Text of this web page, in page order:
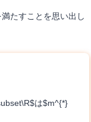
満たすことを思い出し
は$m^{*}